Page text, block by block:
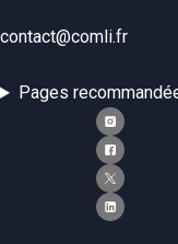
contact@comli.fr
Pages